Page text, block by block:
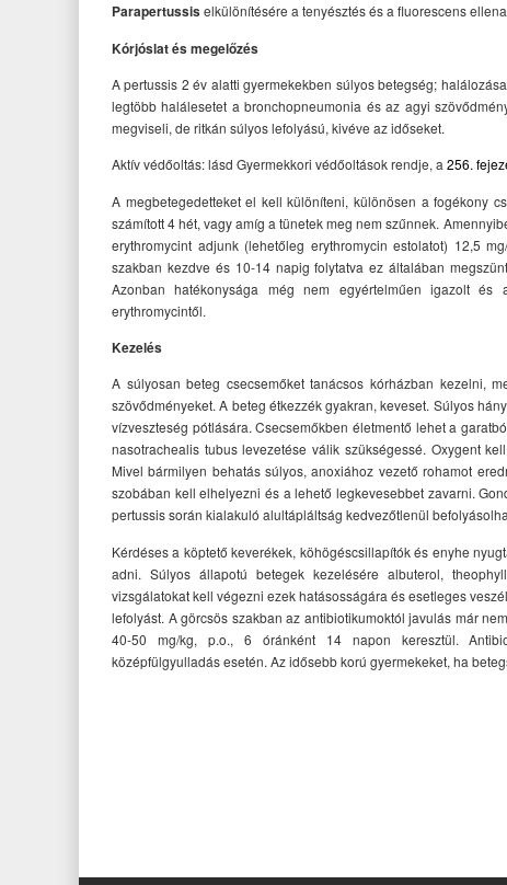
Parapertussiselkülönítésére a tenyésztés és a fluorescens
Kórjóslat és megelőzés
A pertussis 2 év alatti gyermekekben súlyos betegség;
legtöbb halálesetet a bronchopneumonia és az agyi
megviseli, de ritkán súlyos lefolyású, kivéve az időseket.
Aktív védőoltás: lásd Gyermekkori védőoltások rendje, a 256.
A megbetegedetteket el kell különíteni, különösen a fogékony
számított 4 hét, vagy amíg a tünetek meg nem szűnnek.
erythromycint adjunk (lehetőleg erythromycin estolatot) 12,5
szakban kezdve és 10-14 napig folytatva ez általában
Azonban hatékonysága még nem egyértelműen igazolt
erythromycintől.
Kezelés
A súlyosan beteg csecsemőket tanácsos kórházban kezelni,
szövődményeket. A beteg étkezzék gyakran, keveset. Súlyos
vízveszteség pótlására. Csecsemőkben életmentő lehet a
nasotrachealis tubus levezetése válik szükségessé. Oxygent
Mivel bármilyen behatás súlyos, anoxiához vezető rohamot
szobában kell elhelyezni és a lehető legkevesebbet zavarni.
pertussis során kialakuló alultápláltság kedvezőtlenül
Kérdéses a köptető keverékek, köhögéscsillapítók és enyhe
adni. Súlyos állapotú betegek kezelésére albuterol,
vizsgálatokat kell végezni ezek hatásosságára és esetleges
lefolyást. A görcsös szakban az antibiotikumoktól javulás már
40-50 mg/kg, p.o., 6 óránként 14 napon keresztül.
középfülgyulladás esetén. Az idősebb korú gyermekeket, ha